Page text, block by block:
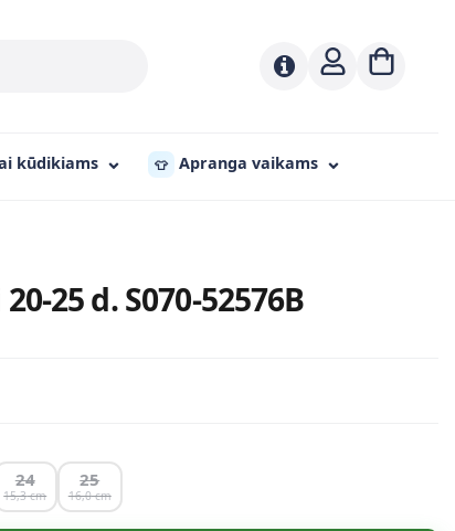
kūdikiams 👕 Apranga vaikams
25 d. S070-52576B
24
15,3
25
16,0